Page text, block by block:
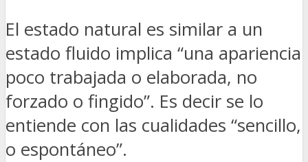
El estado natural es similar a un
estado fluido implica “una apariencia
poco trabajada o elaborada, no
forzado o fingido”. Es decir se lo
entiende con las cualidades “sencillo,
o espontáneo”.